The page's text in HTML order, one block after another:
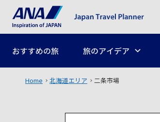
おすすめの旅 旅のアイデア
Home 北海道エリア 二条市場